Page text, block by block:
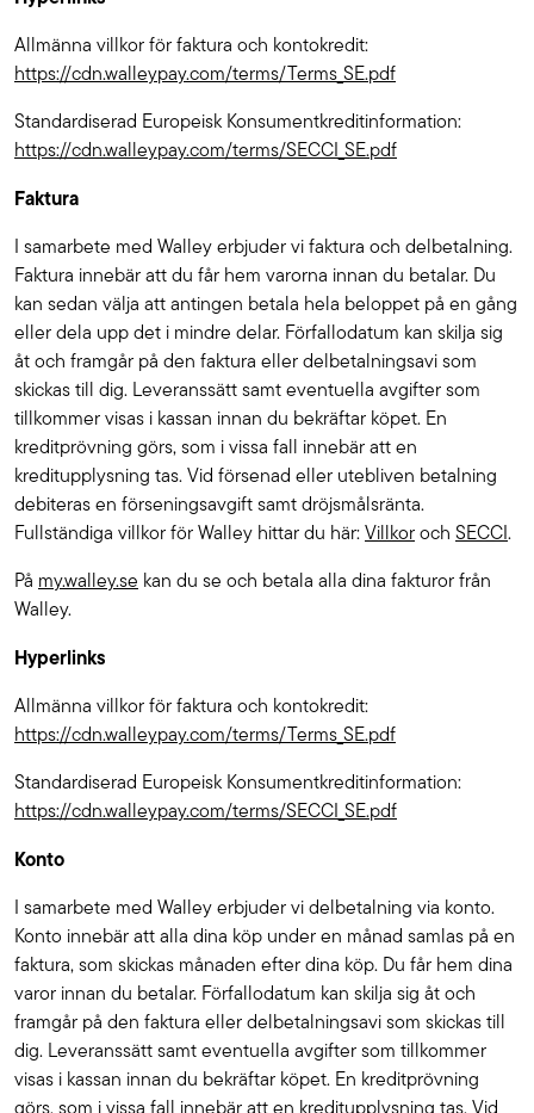
Allmänna villkor för faktura och kontokredit:
https://cdn.walleypay.com/terms/Terms_SE.pdf
Standardiserad Europeisk Konsumentkreditinformation:
https://cdn.walleypay.com/terms/SECCI_SE.pdf
Faktura
I samarbete med Walley erbjuder vi faktura och delbetalning.
Faktura innebär att du får hem varorna innan du betalar. Du
kan sedan välja att antingen betala hela beloppet på en gång
eller dela upp det i mindre delar. Förfallodatum kan skilja sig
åt och framgår på den faktura eller delbetalningsavi som
skickas till dig. Leveranssätt samt eventuella avgifter som
tillkommer visas i kassan innan du bekräftar köpet. En
kreditprövning görs, som i vissa fall innebär att en
kreditupplysning tas. Vid försenad eller utebliven betalning
debiteras en förseningsavgift samt dröjsmålsränta.
Fullständiga villkor för Walley hittar du här:Villkoroch SECCI.
På my.walley.se kan du se och betala alla dina fakturor från
Walley.
Hyperlinks
Allmänna villkor för faktura och kontokredit:
https://cdn.walleypay.com/terms/Terms_SE.pdf
Standardiserad Europeisk Konsumentkreditinformation:
https://cdn.walleypay.com/terms/SECCI_SE.pdf
Konto
I samarbete med Walley erbjuder vi delbetalning via konto.
Konto innebär att alla dina köp under en månad samlas på en
faktura, som skickas månaden efter dina köp. Du får hem dina
varor innan du betalar. Förfallodatum kan skilja sig åt och
framgår på den faktura eller delbetalningsavi som skickas till
dig. Leveranssätt samt eventuella avgifter som tillkommer
visas i kassan innan du bekräftar köpet. En kreditprövning